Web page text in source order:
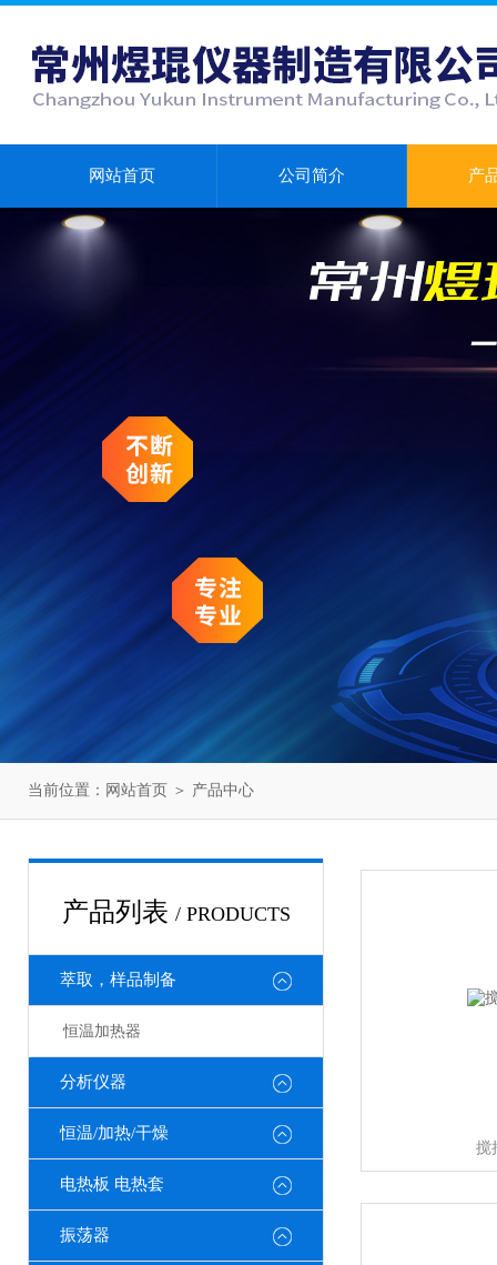
网站首页 公司简介 产
当前位置： 网站首页 ＞ 产品中心
产品列表 / PRODUCTS
萃取，样品制备
恒温加热器
分析仪器
恒温/加热/干燥
电热板 电热套
振荡器
搅